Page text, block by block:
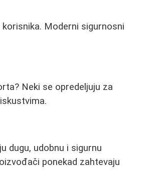
Moderni sigurnosni
Neki se opredeljuju za
dugu, udobnu i sigurnu
ponekad zahtevaju